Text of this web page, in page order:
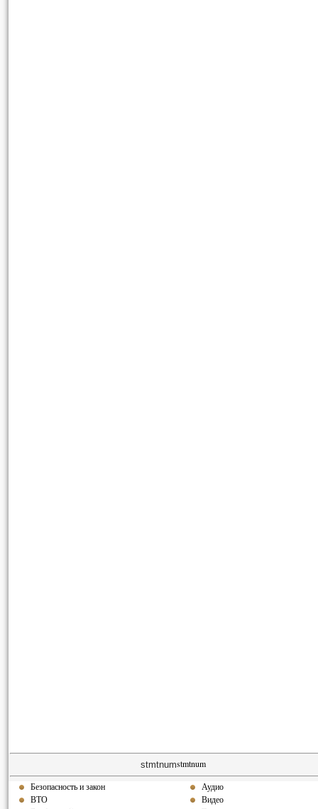
stmtnumstmtnum
Безопасность и закон
ВТО
Аудио
Видео